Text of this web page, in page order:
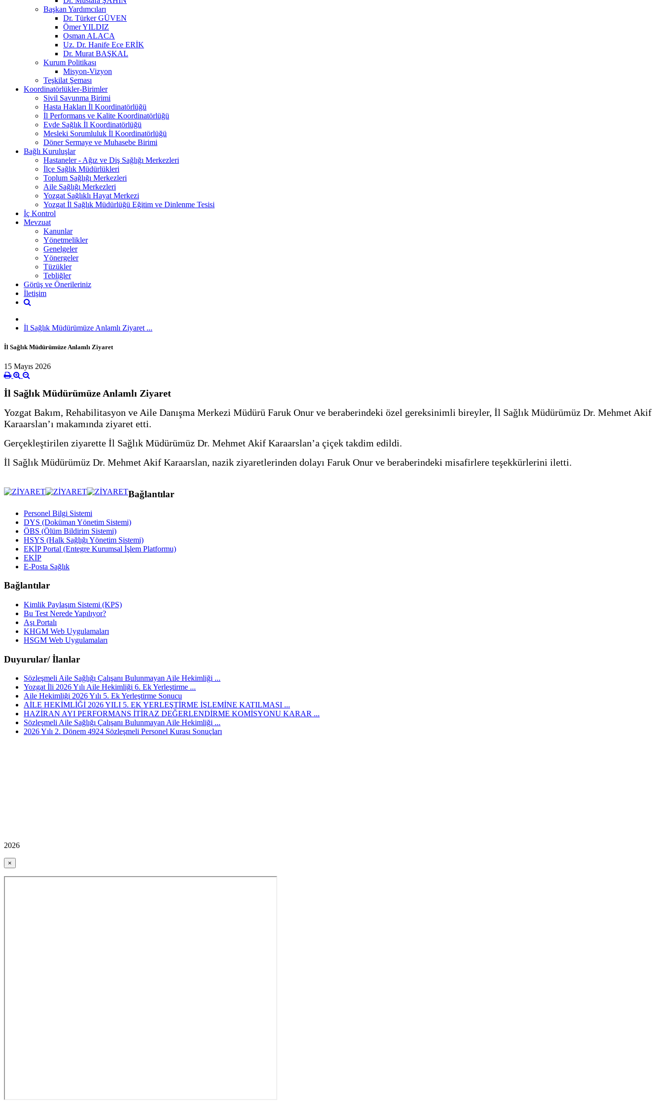
Başkan Yardımcıları
Dr. Türker GÜVEN
Ömer YILDIZ
Osman ALACA
Uz. Dr. Hanife Ece ERİK
Dr. Murat BAŞKAL
Kurum Politikası
Misyon-Vizyon
Teşkilat Şeması
Koordinatörlükler-Birimler
Sivil Savunma Birimi
Hasta Hakları İl Koordinatörlüğü
İl Performans ve Kalite Koordinatörlüğü
Evde Sağlık İl Koordinatörlüğü
Mesleki Sorumluluk İl Koordinatörlüğü
Döner Sermaye ve Muhasebe Birimi
Bağlı Kuruluşlar
Hastaneler - Ağız ve Diş Sağlığı Merkezleri
İlçe Sağlık Müdürlükleri
Toplum Sağlığı Merkezleri
Aile Sağlığı Merkezleri
Yozgat Sağlıklı Hayat Merkezi
Yozgat İl Sağlık Müdürlüğü Eğitim ve Dinlenme Tesisi
İç Kontrol
Mevzuat
Kanunlar
Yönetmelikler
Genelgeler
Yönergeler
Tüzükler
Tebliğler
Görüş ve Önerileriniz
İletişim
İl Sağlık Müdürümüze Anlamlı Ziyaret ...
İl Sağlık Müdürümüze Anlamlı Ziyaret
15 Mayıs 2026
İl Sağlık Müdürümüze Anlamlı Ziyaret
Yozgat Bakım, Rehabilitasyon ve Aile Danışma Merkezi Müdürü Faruk Onur ve beraberindeki özel gereksinimli bireyler, İl Sağlık Müdürümüz Dr. Mehmet Akif
Karaarslan’ı makamında ziyaret etti.
Gerçekleştirilen ziyarette İl Sağlık Müdürümüz Dr. Mehmet Akif Karaarslan’a çiçek takdim edildi.
İl Sağlık Müdürümüz Dr. Mehmet Akif Karaarslan, nazik ziyaretlerinden dolayı Faruk Onur ve beraberindeki misafirlere teşekkürlerini iletti.
Bağlantılar
Personel Bilgi Sistemi
DYS (Doküman Yönetim Sistemi)
ÖBS (Ölüm Bildirim Sistemi)
HSYS (Halk Sağlığı Yönetim Sistemi)
EKİP Portal (Entegre Kurumsal İşlem Platformu)
EKİP
E-Posta Sağlık
Bağlantılar
Kimlik Paylaşım Sistemi (KPS)
Bu Test Nerede Yapılıyor?
Aşı Portalı
KHGM Web Uygulamaları
HSGM Web Uygulamaları
Duyurular/ İlanlar
Sözleşmeli Aile Sağlığı Çalışanı Bulunmayan Aile Hekimliği ...
Yozgat İli 2026 Yılı Aile Hekimliği 6. Ek Yerleştirme ...
Aile Hekimliği 2026 Yılı 5. Ek Yerleştirme Sonucu
AİLE HEKİMLİĞİ 2026 YILI 5. EK YERLEŞTİRME İŞLEMİNE KATILMASI ...
HAZİRAN AYI PERFORMANS İTİRAZ DEĞERLENDİRME KOMİSYONU KARAR ...
Sözleşmeli Aile Sağlığı Çalışanı Bulunmayan Aile Hekimliği ...
2026 Yılı 2. Dönem 4924 Sözleşmeli Personel Kurası Sonuçları
2026
×